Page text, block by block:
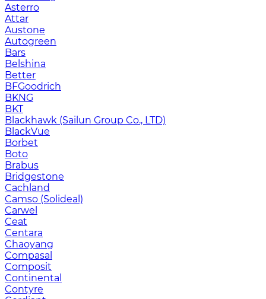
Asterro
Attar
Austone
Autogreen
Bars
Belshina
Better
BFGoodrich
BKNG
BKT
Blackhawk (Sailun Group Co., LTD)
BlackVue
Borbet
Boto
Brabus
Bridgestone
Cachland
Camso (Solideal)
Carwel
Ceat
Centara
Chaoyang
Compasal
Composit
Continental
Contyre